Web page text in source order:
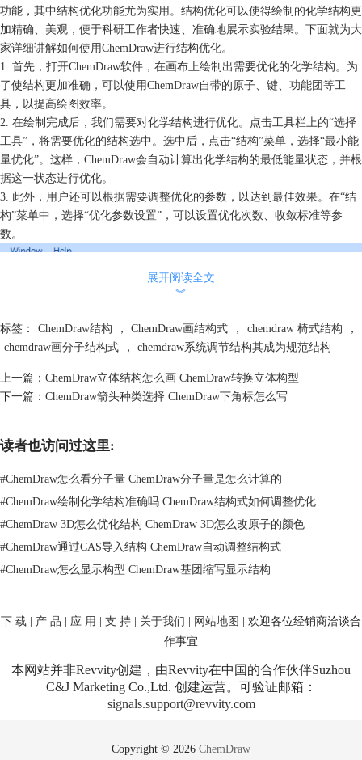
功能，其中结构优化功能尤为实用。结构优化可以使得绘制的化学结构更
加精确、美观，便于科研工作者快速、准确地展示实验结果。下面就为大
家详细讲解如何使用ChemDraw进行结构优化。
1. 首先，打开ChemDraw软件，在画布上绘制出需要优化的化学结构。为
了使结构更加准确，可以使用ChemDraw自带的原子、键、功能团等工
具，以提高绘图效率。
2. 在绘制完成后，我们需要对化学结构进行优化。点击工具栏上的“选择
工具”，将需要优化的结构选中。选中后，点击“结构”菜单，选择“最小能
量优化”。这样，ChemDraw会自动计算出化学结构的最低能量状态，并根
据这一状态进行优化。
3. 此外，用户还可以根据需要调整优化的参数，以达到最佳效果。在“结
构”菜单中，选择“优化参数设置”，可以设置优化次数、收敛标准等参
数。
二、ChemDraw结构优化快捷键
1. Ctrl+Shift+O：快速打开“最小能量优化”功能，对选中的化学结构进行
2. Ctrl+Shift+P：打开“优化参数设置”窗口，调整优化参数。
3. Ctrl+Shift+C：将选中的化学结构居中显示，以便更好地查看和分析。
通过熟练掌握以上快捷键，用户可以在ChemDraw中轻松地进行化学结构
展开阅读全文
︾
标签： ChemDraw结构 ， ChemDraw画结构式 ， chemdraw 椅式结构
，
chemdraw画分子结构式
， chemdraw系统调节结构其成为规范结构
上一篇： ChemDraw立体结构怎么画 ChemDraw转换立体构型
下一篇： ChemDraw箭头种类选择 ChemDraw下角标怎么写
读者也访问过这里:
#ChemDraw怎么看分子量 ChemDraw分子量是怎么计算的
#ChemDraw绘制化学结构准确吗 ChemDraw结构式如何调整优化
#ChemDraw 3D怎么优化结构 ChemDraw 3D怎么改原子的颜色
#ChemDraw通过CAS导入结构 ChemDraw自动调整结构式
#ChemDraw怎么显示构型 ChemDraw基团缩写显示结构
下 载 产 品 应 用 支 持 关于我们 网站地图
| 欢迎各位经销商洽谈合
作事宜
本网站并非Revvity创建，由Revvity在中国的合作伙伴Suzhou
C&J Marketing Co.,Ltd. 创建运营。可验证邮箱：
signals.support@revvity.com
Copyright © 2026 ChemDraw